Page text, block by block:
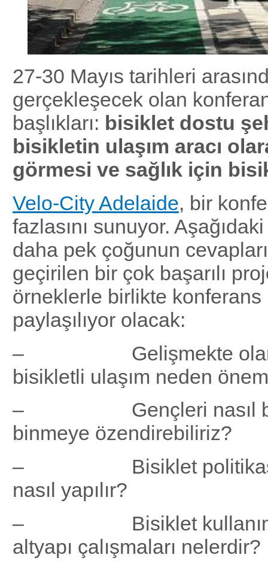
27-30 Mayıs tarihleri
gerçekleşecek olan
başlıkları: bisiklet dostu
bisikletin ulaşım aracı
görmesi ve sağlık için
Velo-City Adelaide, bir
fazlasını sunuyor.
daha pek çoğunun
geçirilen bir çok başarılı
örneklerle birlikte konferans
paylaşılıyor olacak:
– Gelişmekte olan
bisikletli ulaşım neden
– Gençleri nasıl
binmeye özendirebiliriz?
– Bisiklet politikası
nasıl yapılır?
– Bisiklet
altyapı çalışmaları nelerdir?